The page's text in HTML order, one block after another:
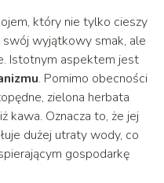
który nie tylko cieszy
swój wyjątkowy smak, ale
Istotnym aspektem jest
. Pomimo obecności
zielona herbata
kawa. Oznacza to, że jej
dużej utraty wody, co
gospodarkę